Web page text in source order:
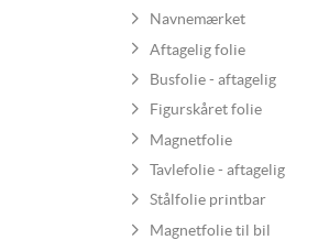
Navnemærket
Aftagelig folie
Busfolie - aftagelig
Figurskåret folie
Magnetfolie
Tavlefolie - aftagelig
Stålfolie printbar
Magnetfolie til bil